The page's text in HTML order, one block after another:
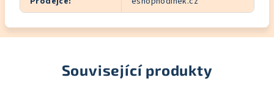
Související produkty